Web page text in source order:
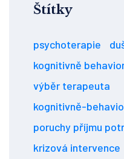
Štítky
psychoterapie
kognitivně
výběr terapeuta
kognitivně-
poruchy příjmu
krizová intervence